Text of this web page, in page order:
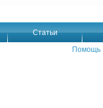
Статьи
Помощь